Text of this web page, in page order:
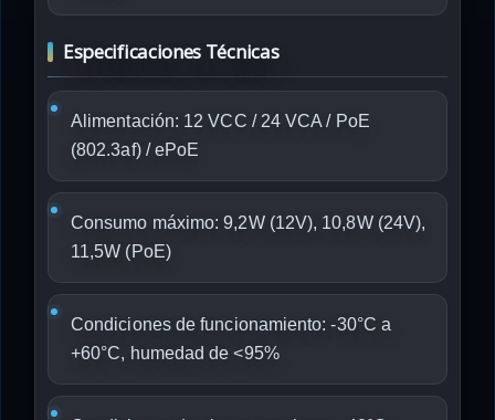
Especificaciones Técnicas
Alimentación: 12 VCC / 24 VCA / PoE
(802.3af) / ePoE
Consumo máximo: 9,2W (12V), 10,8W (24V),
11,5W (PoE)
Condiciones de funcionamiento: -30°C a
+60°C, humedad de <95%